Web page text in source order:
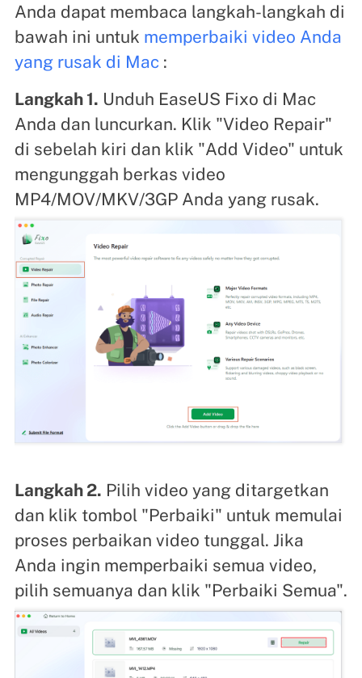
Anda dapat membaca langkah-langkah di
bawah ini untuk memperbaiki video Anda
yang rusak di Mac:
Langkah 1. Unduh EaseUS Fixo di Mac
Anda dan luncurkan. Klik "Video Repair"
di sebelah kiri dan klik "Add Video" untuk
mengunggah berkas video
MP4/MOV/MKV/3GP Anda yang rusak.
Langkah 2. Pilih video yang ditargetkan
dan klik tombol "Perbaiki" untuk memulai
proses perbaikan video tunggal. Jika
Anda ingin memperbaiki semua video,
pilih semuanya dan klik "Perbaiki Semua".